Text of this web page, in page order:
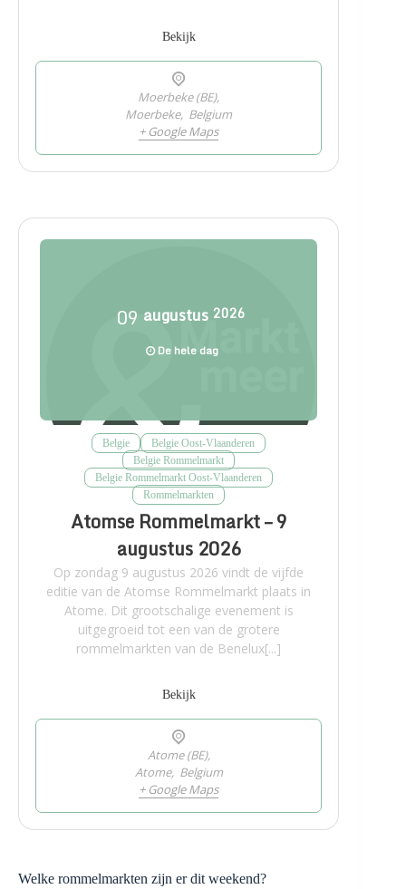
Bekijk
Moerbeke (BE),
Moerbeke, Belgium
+ Google Maps
09 augustus 2026
De hele dag
Belgie
Belgie Oost-Vlaanderen
Belgie Rommelmarkt
Belgie Rommelmarkt Oost-Vlaanderen
Rommelmarkten
Atomse Rommelmarkt – 9
augustus 2026
Op zondag 9 augustus 2026 vindt de vijfde
editie van de Atomse Rommelmarkt plaats in
Atome. Dit grootschalige evenement is
uitgegroeid tot een van de grotere
rommelmarkten van de Benelux[...]
Bekijk
Atome (BE),
Atome, Belgium
+ Google Maps
Welke rommelmarkten zijn er dit weekend?